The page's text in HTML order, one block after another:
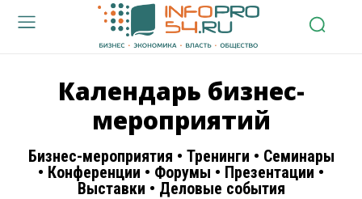
Календарь бизнес-
мероприятий
Бизнес-мероприятия • Тренинги • Семинары
• Конференции • Форумы • Презентации •
Выставки • Деловые события